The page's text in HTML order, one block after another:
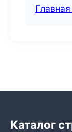
Каталог